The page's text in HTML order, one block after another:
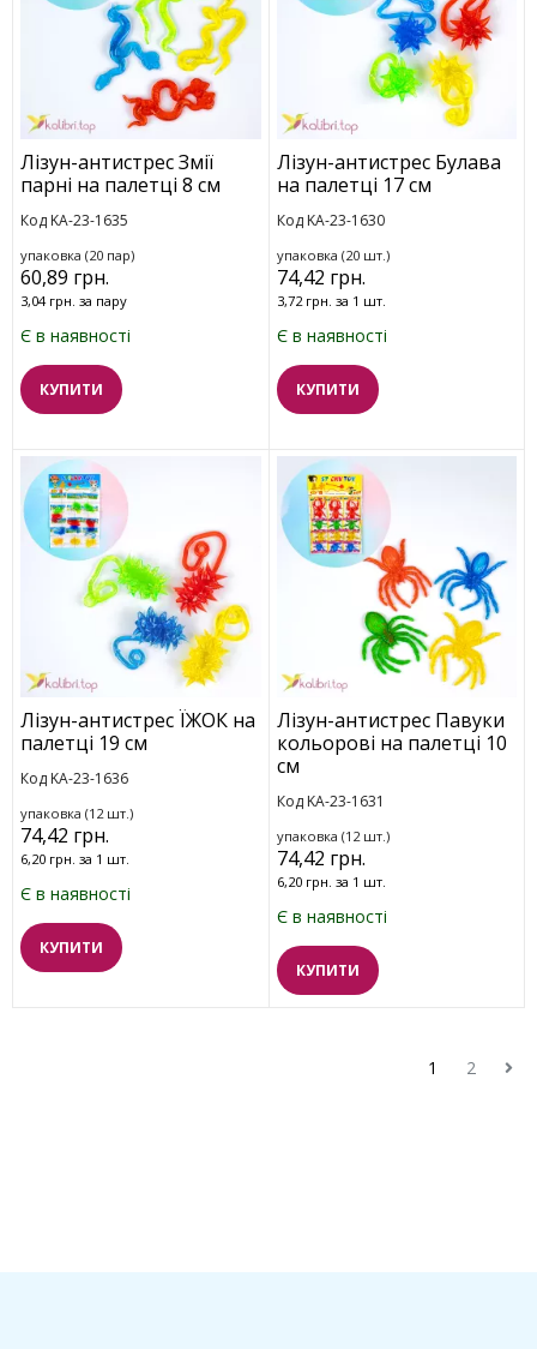
Лізун-антистрес Змії
парні на палетці 8 см
Код KA-23-1635
упаковка (20 пар)
60,89 грн.
3,04 грн. за пару
Є в наявності
КУПИТИ
Лізун-антистрес Булава
на палетці 17 см
Код KA-23-1630
упаковка (20 шт.)
74,42 грн.
3,72 грн. за 1 шт.
Є в наявності
КУПИТИ
Лізун-антистрес ЇЖОК на
палетці 19 см
Код KA-23-1636
упаковка (12 шт.)
74,42 грн.
6,20 грн. за 1 шт.
Є в наявності
КУПИТИ
Лізун-антистрес Павуки
кольорові на палетці 10
см
Код KA-23-1631
упаковка (12 шт.)
74,42 грн.
6,20 грн. за 1 шт.
Є в наявності
КУПИТИ
1 2